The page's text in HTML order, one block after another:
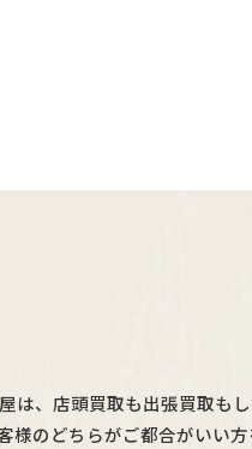
は、店頭買取も出張買取もし
様のどちらがご都合がいい